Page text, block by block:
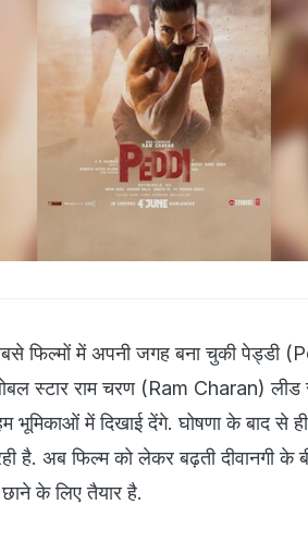
फिल्मों में अपनी जगह बना चुकी पेड्डी
स्टार राम चरण (Ram Charan) लीड
भूमिकाओं में दिखाई देंगे. घोषणा के बाद से
है. अब फिल्म को लेकर बढ़ती दीवानगी के
के लिए तैयार है.